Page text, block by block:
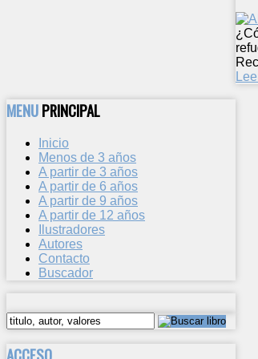
MENUPRINCIPAL
Inicio
Menos de 3 años
A partir de 3 años
A partir de 6 años
A partir de 9 años
A partir de 12 años
Ilustradores
Autores
Contacto
Buscador